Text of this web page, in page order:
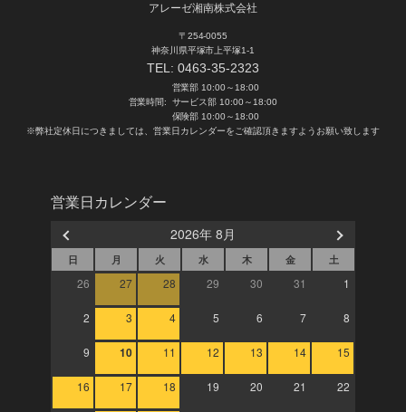
アレーゼ湘南株式会社
〒254-0055
神奈川県平塚市上平塚1-1
TEL:0463-35-2323
営業時間:
営業部 10:00～18:00
サービス部 10:00～18:00
保険部 10:00～18:00
※弊社定休日につきましては、営業日カレンダーをご確認頂きますようお願い致します
営業日カレンダー
2026年 8月
日 月 火 水 木 金 土
26 27 28 29 30 31 1
2 3 4 5 6 7 8
9 10 11 12 13 14 15
16 17 18 19 20 21 22